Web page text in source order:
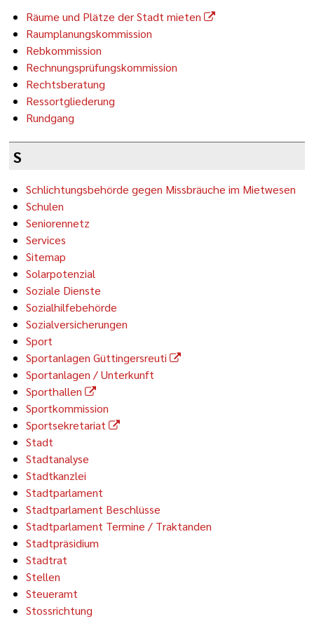
Räume und Plätze der Stadt mieten
Raumplanungskommission
Rebkommission
Rechnungsprüfungskommission
Rechtsberatung
Ressortgliederung
Rundgang
S
Schlichtungsbehörde gegen Missbräuche im Mietwesen
Schulen
Seniorennetz
Services
Sitemap
Solarpotenzial
Soziale Dienste
Sozialhilfebehörde
Sozialversicherungen
Sport
Sportanlagen Güttingersreuti
Sportanlagen / Unterkunft
Sporthallen
Sportkommission
Sportsekretariat
Stadt
Stadtanalyse
Stadtkanzlei
Stadtparlament
Stadtparlament Beschlüsse
Stadtparlament Termine / Traktanden
Stadtpräsidium
Stadtrat
Stellen
Steueramt
Stossrichtung